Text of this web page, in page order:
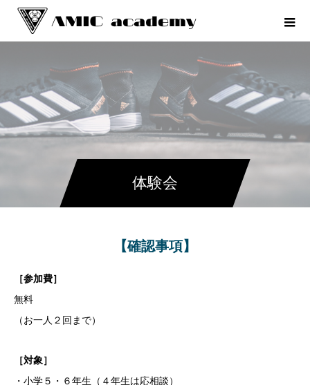
体験会
【確認事項】
［参加費］
無料
（お一人２回まで）
［対象］
・小学５・６年生（４年生は応相談）